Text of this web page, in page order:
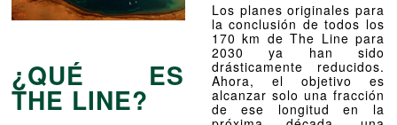
¿QUÉ ES
THE LINE?
Los planes originales para
la conclusión de todos los
170 km de The Line para
2030 ya han sido
drásticamente reducidos.
Ahora, el objetivo es
alcanzar solo una fracción
de ese longitud en la